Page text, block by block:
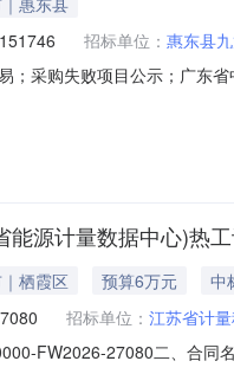
招标单位： 惠东县
；采购失败项目公示；广东
源计量数据中心)热
栖霞区 预算6万元
中
招标单位： 江苏省计
FW2026-27080二、合同